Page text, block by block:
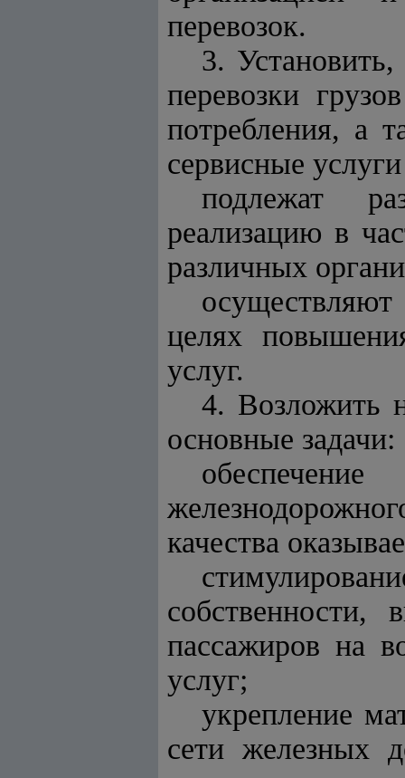
перевозок.
3.
перевозки
потребления, а
сервисные
подлежат
реализацию в
различных
целях
услуг.
4. Возложить
основные задачи:
качества
пассажиров на
услуг;
укрепление
сети железных